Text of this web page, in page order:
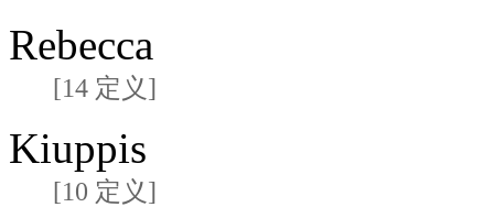
Rebecca
[14 定义]
Kiuppis
[10 定义]